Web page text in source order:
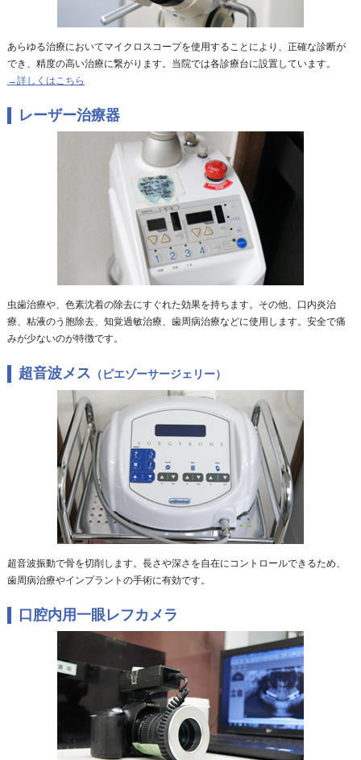
あらゆる治療においてマイクロスコープを使用することにより、正確な診断が
でき、精度の高い治療に繋がります。当院では各診療台に設置しています。
→詳しくはこちら
レーザー治療器
虫歯治療や、色素沈着の除去にすぐれた効果を持ちます。その他、口内炎治
療、粘液のう胞除去、知覚過敏治療、歯周病治療などに使用します。安全で痛
みが少ないのが特徴です。
超音波メス （ピエゾーサージェリー）
超音波振動で骨を切削します。長さや深さを自在にコントロールできるため、
歯周病治療やインプラントの手術に有効です。
口腔内用一眼レフカメラ